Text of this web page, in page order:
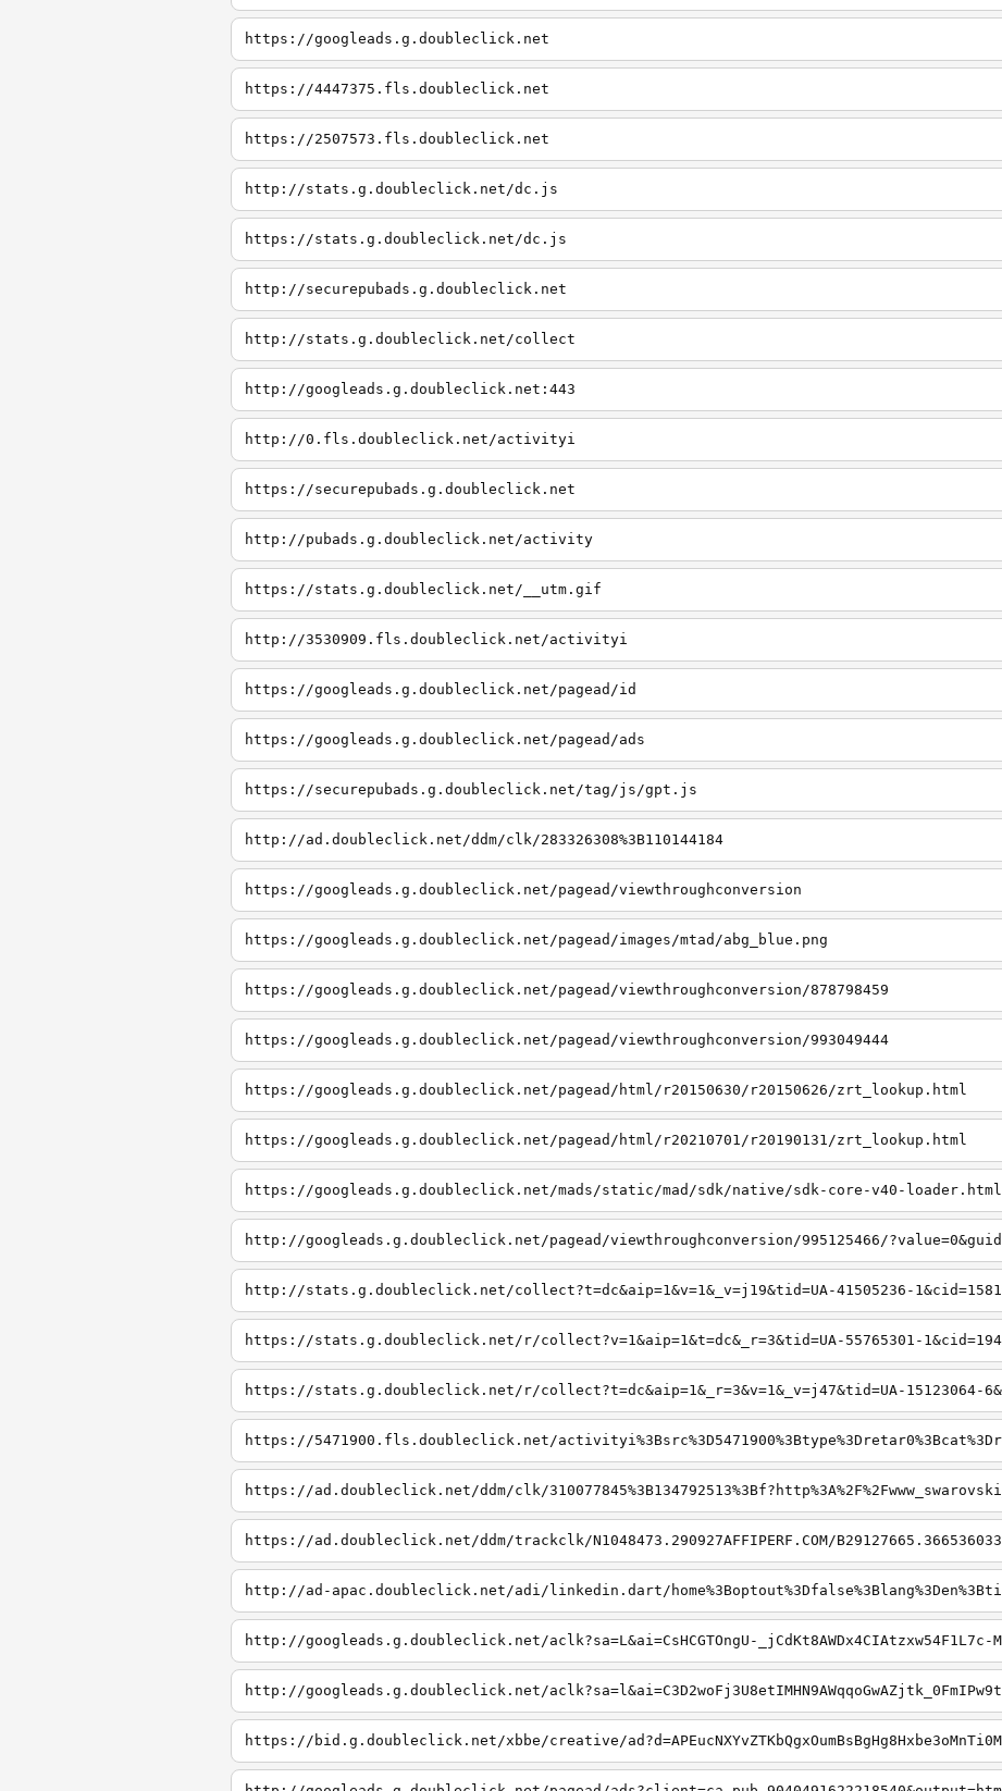
https://googleads.g.doubleclick.net
https://4447375.fls.doubleclick.net
https://2507573.fls.doubleclick.net
http://stats.g.doubleclick.net/dc.js
https://stats.g.doubleclick.net/dc.js
http://securepubads.g.doubleclick.net
http://stats.g.doubleclick.net/collect
http://googleads.g.doubleclick.net:443
http://0.fls.doubleclick.net/activityi
https://securepubads.g.doubleclick.net
http://pubads.g.doubleclick.net/activity
https://stats.g.doubleclick.net/__utm.gif
http://3530909.fls.doubleclick.net/activityi
https://googleads.g.doubleclick.net/pagead/id
https://googleads.g.doubleclick.net/pagead/ads
https://securepubads.g.doubleclick.net/tag/js/gpt.js
http://ad.doubleclick.net/ddm/clk/283326308%3B110144184
https://googleads.g.doubleclick.net/pagead/viewthroughconversion
https://googleads.g.doubleclick.net/pagead/images/mtad/abg_blue.png
https://googleads.g.doubleclick.net/pagead/viewthroughconversion/878798459
https://googleads.g.doubleclick.net/pagead/viewthroughconversion/993049444
https://googleads.g.doubleclick.net/pagead/html/r20150630/r20150626/zrt_lookup.html
https://googleads.g.doubleclick.net/pagead/html/r20210701/r20190131/zrt_lookup.html
https://googleads.g.doubleclick.net/mads/static/mad/sdk/native/sdk-core-v40-loader.html